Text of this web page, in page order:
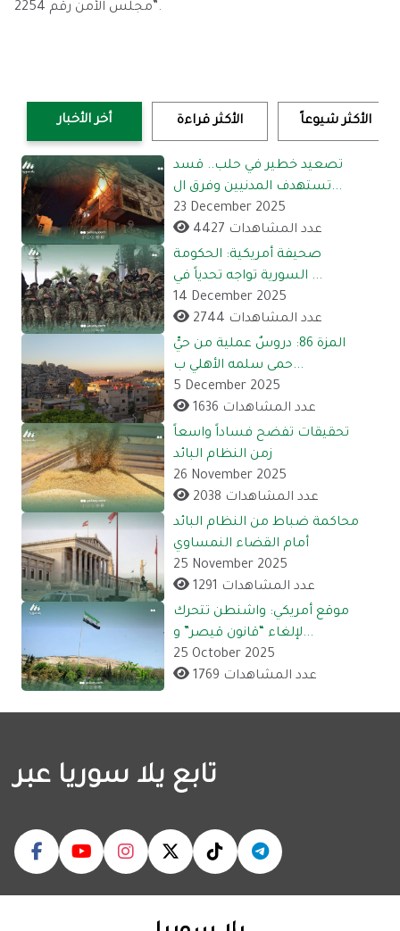
مجلس الأمن رقم 2254”.
أخر الأخبار الأكثر قراءة الأكثر شيوعاً
تصعيد خطير في حلب.. قسد
تستهدف المدنيين وفرق ال...
23 December 2025
4427 عدد المشاهدات
صحيفة أمريكية: الحكومة
السورية تواجه تحدياً في ...
14 December 2025
2744 عدد المشاهدات
المزة 86: دروسٌ عملية من حيٍّ
حمى سلمه الأهلي ب...
5 December 2025
1636 عدد المشاهدات
تحقيقات تفضح فساداً واسعاً
زمن النظام البائد
26 November 2025
2038 عدد المشاهدات
محاكمة ضباط من النظام البائد
أمام القضاء النمساوي
25 November 2025
1291 عدد المشاهدات
موقع أمريكي: واشنطن تتحرك
لإلغاء “قانون قيصر” و...
25 October 2025
1769 عدد المشاهدات
تابع يلا سوريا عبر